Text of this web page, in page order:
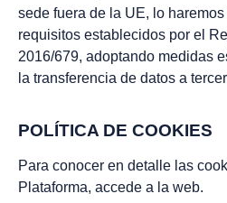
sede fuera de la UE, lo
requisitos establecidos por el
2016/679, adoptando medidas
la transferencia de datos a
POLÍTICA DE COOKIES
Para conocer en detalle las
Plataforma, accede a la web.